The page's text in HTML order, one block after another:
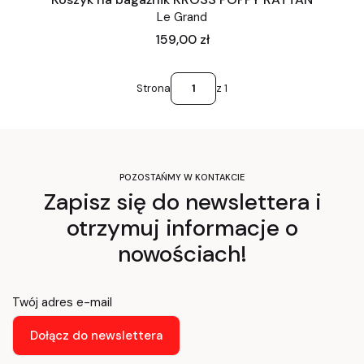
Le Grand
Cena
159,00 zł
Strona z 1
POZOSTAŃMY W KONTAKCIE
Zapisz się do newslettera i
otrzymuj informacje o
nowościach!
Twój adres e-mail
Dołącz do newslettera